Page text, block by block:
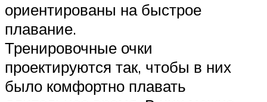
ориентированы на быстрое
плавание.
Тренировочные очки
проектируются так, чтобы в них
было комфортно плавать